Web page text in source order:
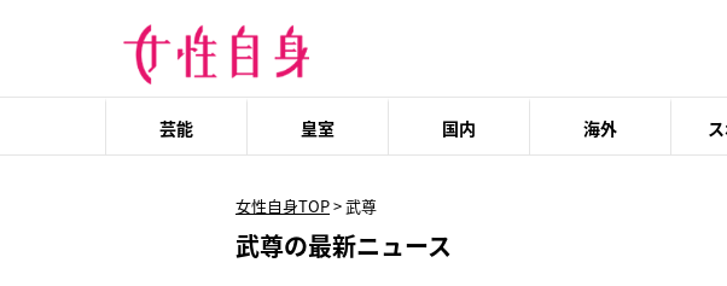
芸能 皇室 国内 海外
女性自身TOP>武尊
武尊の最新ニュース